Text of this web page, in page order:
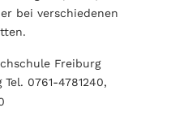
bei verschiedenen
Freiburg
0761-4781240,